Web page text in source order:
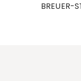
BREUER-